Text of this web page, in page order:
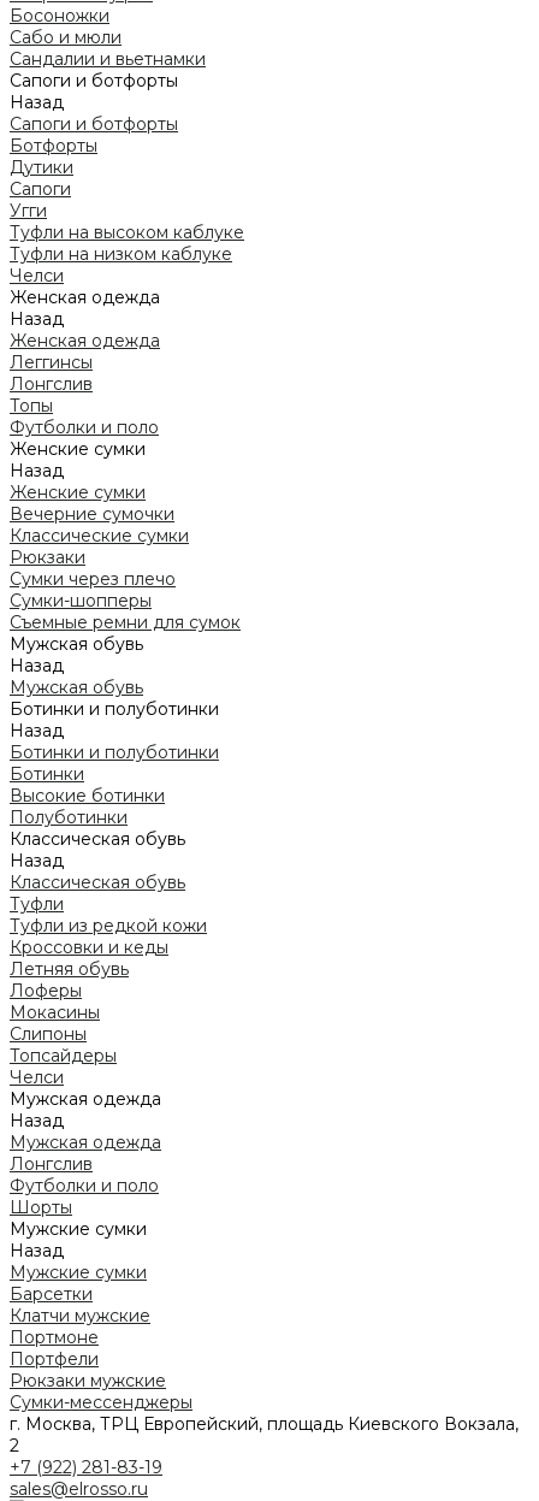
Босоножки
Сабо и мюли
Сандалии и вьетнамки
Сапоги и ботфорты
Назад
Сапоги и ботфорты
Ботфорты
Дутики
Сапоги
Угги
Туфли на высоком каблуке
Туфли на низком каблуке
Челси
Женская одежда
Назад
Женская одежда
Леггинсы
Лонгслив
Топы
Футболки и поло
Женские сумки
Назад
Женские сумки
Вечерние сумочки
Классические сумки
Рюкзаки
Сумки через плечо
Сумки-шопперы
Съемные ремни для сумок
Мужская обувь
Назад
Мужская обувь
Ботинки и полуботинки
Назад
Ботинки и полуботинки
Ботинки
Высокие ботинки
Полуботинки
Классическая обувь
Назад
Классическая обувь
Туфли
Туфли из редкой кожи
Кроссовки и кеды
Летняя обувь
Лоферы
Мокасины
Слипоны
Топсайдеры
Челси
Мужская одежда
Назад
Мужская одежда
Лонгслив
Футболки и поло
Шорты
Мужские сумки
Назад
Мужские сумки
Барсетки
Клатчи мужские
Портмоне
Портфели
Рюкзаки мужские
Сумки-мессенджеры
г. Москва, ТРЦ Европейский, площадь Киевского Вокзала,
2
+7 (922) 281-83-19
sales@elrosso.ru